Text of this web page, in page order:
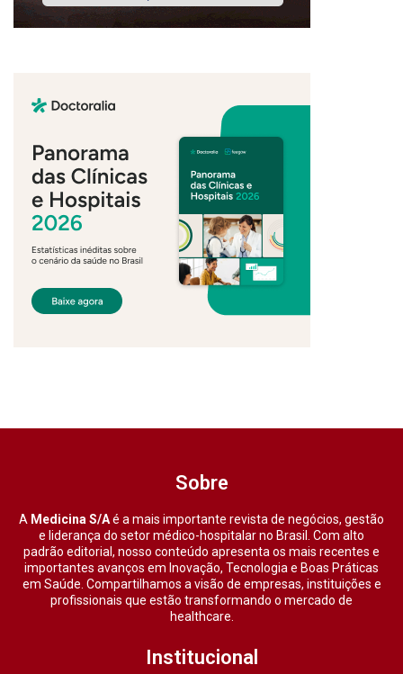
Sobre
A Medicina S/Aé a mais importante revista de negócios, gestão
e liderança do setor médico-hospitalar no Brasil. Com alto
padrão editorial, nosso conteúdo apresenta os mais recentes e
importantes avanços em Inovação, Tecnologia e Boas Práticas
em Saúde. Compartilhamos a visão de empresas, instituições e
profissionais que estão transformando o mercado de
healthcare.
Institucional